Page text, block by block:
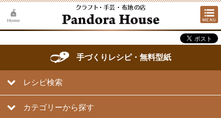
手づくりレシピ・無料型紙
レシピ検索
カテゴリーから探す